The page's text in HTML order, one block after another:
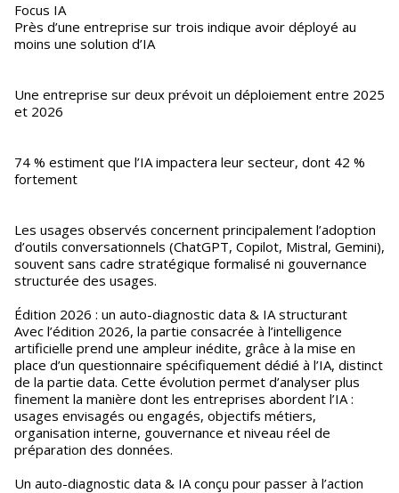
Focus IA
Près d’une entreprise sur trois indique avoir déployé au
moins une solution d’IA
Une entreprise sur deux prévoit un déploiement entre 2025
et 2026
74 % estiment que l’IA impactera leur secteur, dont 42 %
fortement
Les usages observés concernent principalement l’adoption
d’outils conversationnels (ChatGPT, Copilot, Mistral, Gemini),
souvent sans cadre stratégique formalisé ni gouvernance
structurée des usages.
Édition 2026 : un auto-diagnostic data & IA structurant
Avec l’édition 2026, la partie consacrée à l’intelligence
artificielle prend une ampleur inédite, grâce à la mise en
place d’un questionnaire spécifiquement dédié à l’IA, distinct
de la partie data. Cette évolution permet d’analyser plus
finement la manière dont les entreprises abordent l’IA :
usages envisagés ou engagés, objectifs métiers,
organisation interne, gouvernance et niveau réel de
préparation des données.
Un auto-diagnostic data & IA conçu pour passer à l’action